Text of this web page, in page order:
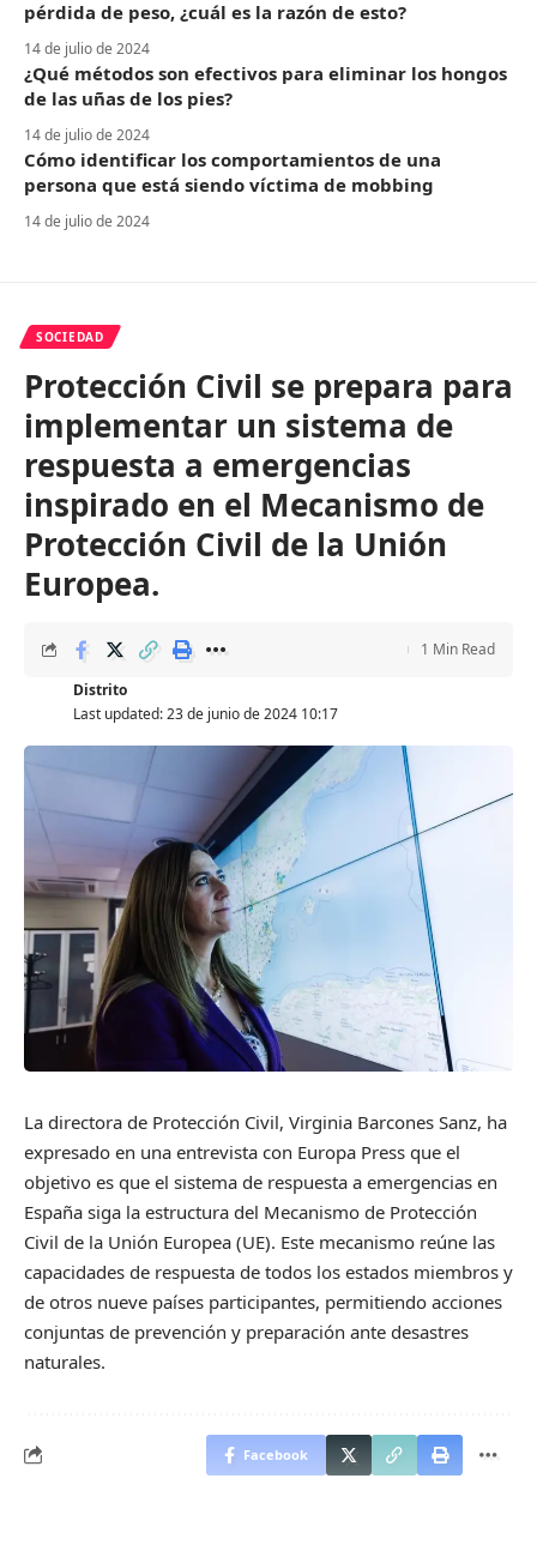
pérdida de peso, ¿cuál es la razón de esto?
14 de julio de 2024
¿Qué métodos son efectivos para eliminar los hongos
de las uñas de los pies?
14 de julio de 2024
Cómo identificar los comportamientos de una
persona que está siendo víctima de mobbing
14 de julio de 2024
SOCIEDAD
Protección Civil se prepara para
implementar un sistema de
respuesta a emergencias
inspirado en el Mecanismo de
Protección Civil de la Unión
Europea.
Last updated: 23 de junio de 2024 10:17
Distrito
1 Min Read
La directora de Protección Civil, Virginia Barcones Sanz, ha
expresado en una entrevista con Europa Press que el
objetivo es que el sistema de respuesta a emergencias en
España siga la estructura del Mecanismo de Protección
Civil de la Unión Europea (UE). Este mecanismo reúne las
capacidades de respuesta de todos los estados miembros y
de otros nueve países participantes, permitiendo acciones
conjuntas de prevención y preparación ante desastres
naturales.
Facebook